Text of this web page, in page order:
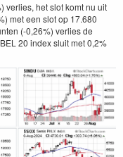
verlies, het slot komt nu uit
met een slot op 17.680
(-0,26%) verlies de
20 index sluit met 0,2%